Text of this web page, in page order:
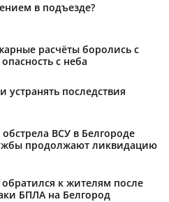
в подъезде?
расчёты боролись с
с неба
устранять последствия
ВСУ в Белгороде
продолжают ликвидацию
к жителям после
БПЛА на Белгород